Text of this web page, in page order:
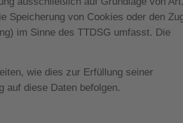
Speicherung von Cookies oder den
im Sinne des TTDSG umfasst. Die
wie dies zur Erfüllung seiner
auf diese Daten befolgen.